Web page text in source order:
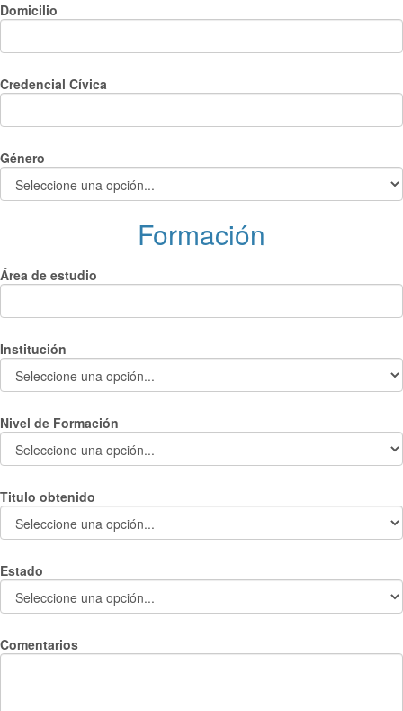
Domicilio
Credencial Cívica
Género
Formación
Área de estudio
Institución
Nivel de Formación
Titulo obtenido
Estado
Comentarios